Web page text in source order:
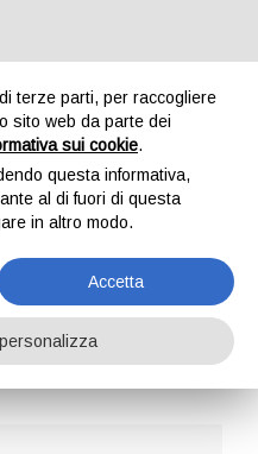
GOMMA
terze parti, per raccogliere
sito web da parte dei
sui cookie.
questa informativa,
al di fuori di questa
in altro modo.
Accetta